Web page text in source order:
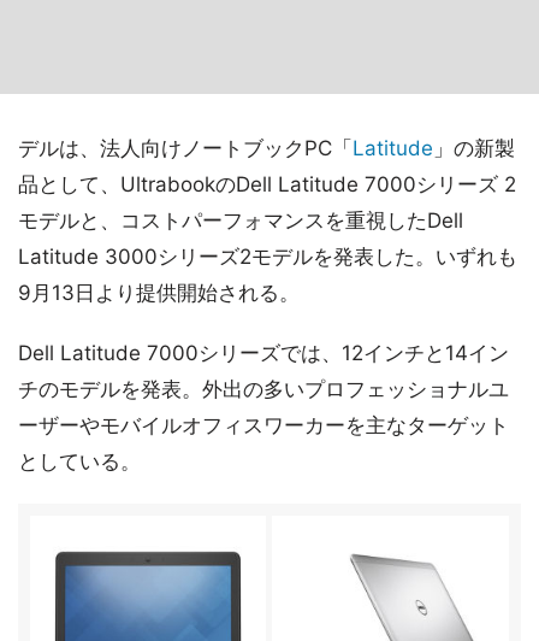
デルは、法人向けノートブックPC「 Latitude 」の新製
品として、UltrabookのDell Latitude 7000シリーズ 2
モデルと、コストパーフォマンスを重視したDell
Latitude 3000シリーズ2モデルを発表した。いずれも
9月13日より提供開始される。
Dell Latitude 7000シリーズでは、12インチと14イン
チのモデルを発表。外出の多いプロフェッショナルユ
ーザーやモバイルオフィスワーカーを主なターゲット
としている。